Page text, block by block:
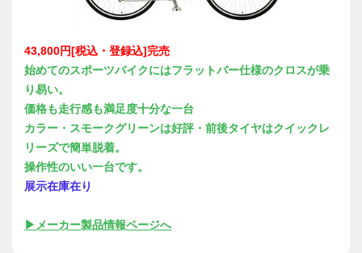
43,800円[税込・登録込]完売
始めてのスポーツバイクにはフラットバー仕様のクロスが乗
り易い。
価格も走行感も満足度十分な一台
カラー・スモークグリーンは好評・前後タイヤはクイックレ
リーズで簡単脱着。
操作性のいい一台です。
展示在庫在り
▶メーカー製品情報ページへ